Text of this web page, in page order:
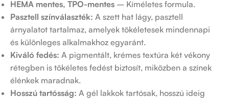
HEMA mentes, TPO-mentes – Kíméletes formula.
Pasztell színválaszték: A szett hat lágy, pasztell
árnyalatot tartalmaz, amelyek tökéletesek mindennapi
és különleges alkalmakhoz egyaránt.
Kiváló fedés: A pigmentált, krémes textúra két vékony
rétegben is tökéletes fedést biztosít, miközben a színek
élénkek maradnak.
Hosszú tartósság: A gél lakkok tartósak, hosszú ideig